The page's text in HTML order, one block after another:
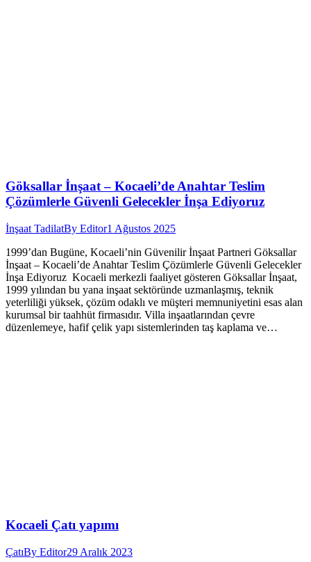
Göksallar İnşaat – Kocaeli’de Anahtar Teslim
Çözümlerle Güvenli Gelecekler İnşa Ediyoruz
İnşaat TadilatBy Editor1 Ağustos 2025
1999’dan Bugüne, Kocaeli’nin Güvenilir İnşaat Partneri Göksallar
İnşaat – Kocaeli’de Anahtar Teslim Çözümlerle Güvenli Gelecekler
İnşa Ediyoruz Kocaeli merkezli faaliyet gösteren Göksallar İnşaat,
1999 yılından bu yana inşaat sektöründe uzmanlaşmış, teknik
yeterliliği yüksek, çözüm odaklı ve müşteri memnuniyetini esas alan
kurumsal bir taahhüt firmasıdır. Villa inşaatlarından çevre
düzenlemeye, hafif çelik yapı sistemlerinden taş kaplama ve…
Kocaeli Çatı yapımı
ÇatıBy Editor29 Aralık 2023